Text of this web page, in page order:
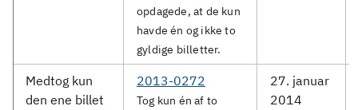
opdagede, at de kun
havde én og ikke to
gyldige billetter.
Medtog kun
den ene billet
2013-0272
Tog kun én af to
27. januar
2014